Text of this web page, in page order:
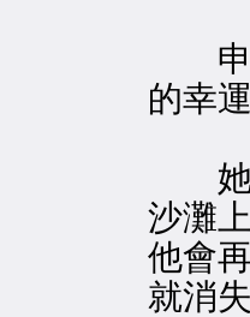
申
的幸
她
沙灘
他會
就消失